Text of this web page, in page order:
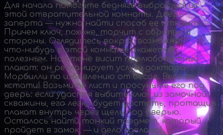
Для начала помогите бедняге выбраться из
этой отвратительной комнаты. Дверь
заперта — нужно найти способ ее открыть.
Причем ключ, похоже, торчит с обратной
стороны. Оглядитесь вокруг, возможно,
что-нибудьв этой комнате окажется
полезным. На стене висит прелюбопытный
плакат: он рекламирует услуги доктора
Морбилли по избавлению от бесов. Весьма
кстати! Возьмите лист и просуньте его под
дверь: если удастся выбить ключ из замочной
скважины, его легко будет достать, протащив
плакат внутрь через щель под дверью.
Осталось найти тонкий предмет, который
пройдет в замок, — и дело сделано!